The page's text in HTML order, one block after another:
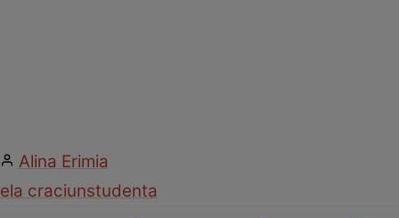
Alina Erimia
ela craciunstudenta